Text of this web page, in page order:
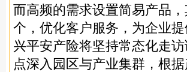
而高频的需求设置简易产品
个，优化客户服务，为企业
兴平安产险将坚持常态化走
点深入园区与产业集群，根